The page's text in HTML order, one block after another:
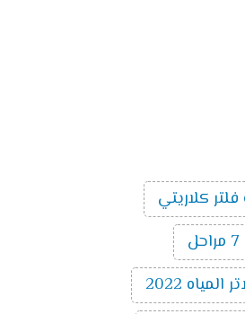
كلاريتي
2022